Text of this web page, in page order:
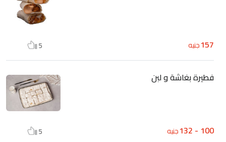
157جنيه 5
فطيرة بغاشة و لبن
100 - 132 جنيه 5